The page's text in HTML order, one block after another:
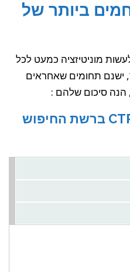
ביותר של
מוניטיזציה כמעט לכל
ישנם תחומים שאחראים
הנה סיכום שלהם :
התחומים שבהם ה – CTR ברשת החיפוש